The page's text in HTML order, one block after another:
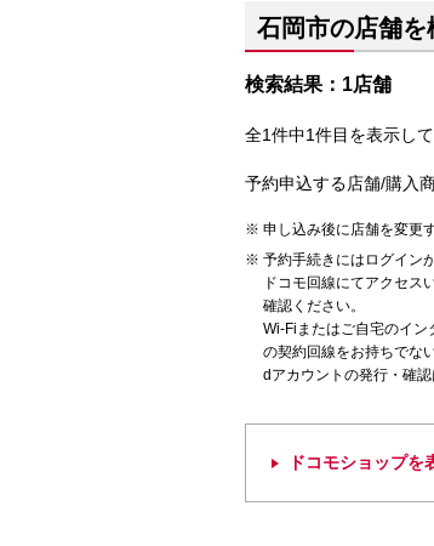
石岡市の店舗
検索結果：1店舗
全1件中1件目を表示し
予約申込する店舗/購入
申し込み後に店舗を変更
予約手続きにはログイン
ドコモ回線にてアクセス
確認ください。
Wi-Fiまたはご自宅のイ
の契約回線をお持ちでな
dアカウントの発行・確認
ドコモショップを